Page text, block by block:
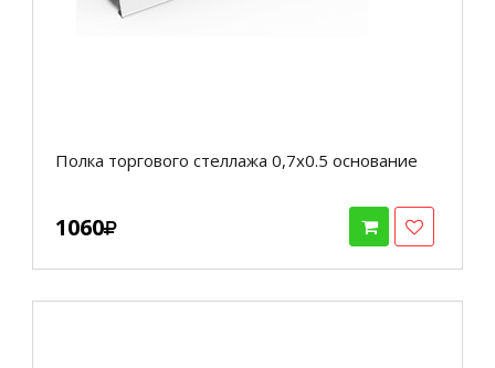
Полка торгового стеллажа 0,7х0.5 основание
1060